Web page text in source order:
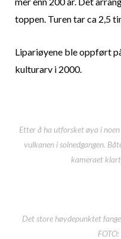
toppen. Turen tar ca 2,5
Lipariøyene ble oppført
kulturarv i 2000.
Etter å ha utforsket øya i
vulkanen i solnedgangen.
kameraet
Det store høydepunktet